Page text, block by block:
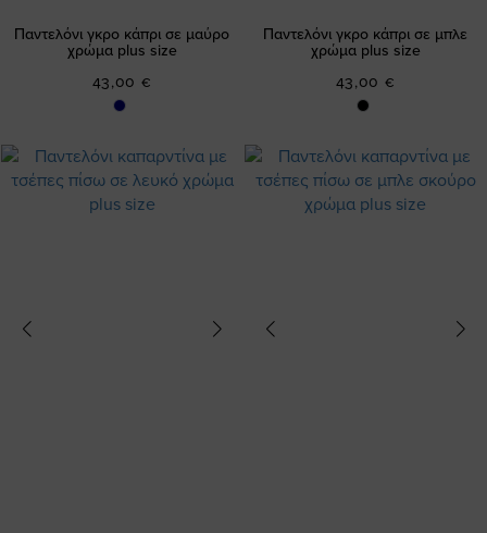
Παντελόνι γκρο κάπρι σε μαύρο
χρώμα plus size
43,00 €
Παντελόνι γκρο κάπρι σε μπλε
χρώμα plus size
43,00 €